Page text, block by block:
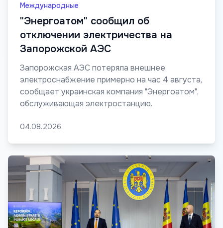
Международные
"Энергоатом" сообщил об
отключении электричества на
Запорожской АЭС
Запорожская АЭС потеряла внешнее
электроснабжение примерно на час 4 августа,
сообщает украинская компания "Энергоатом",
обслуживающая электростанцию.
04.08.2026